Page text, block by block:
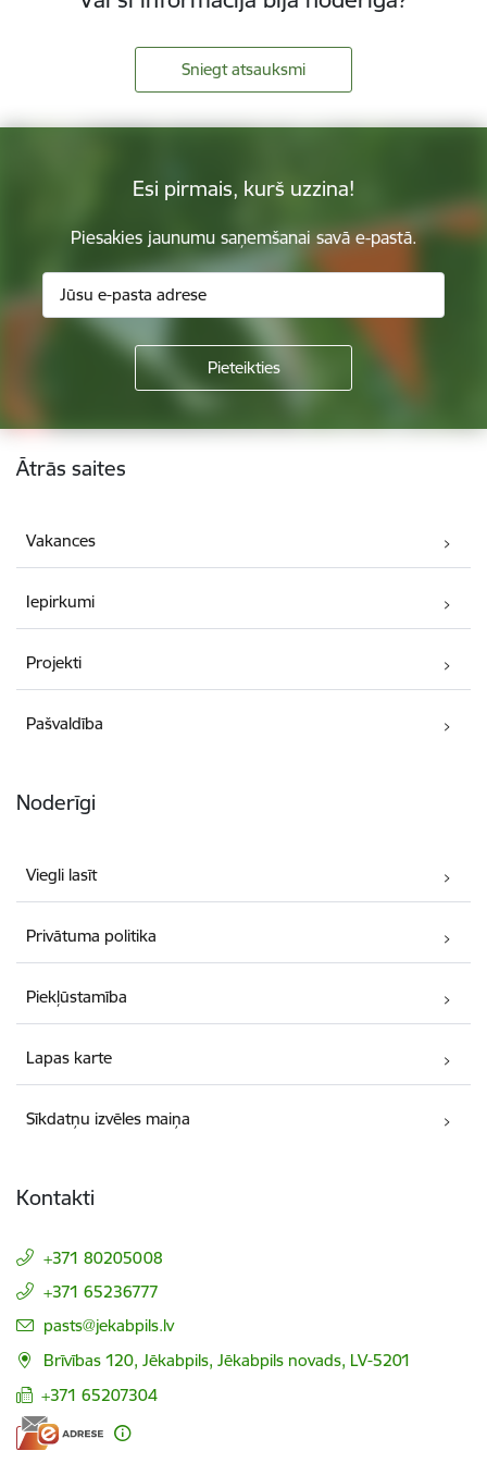
Sniegt atsauksmi
Esi pirmais, kurš uzzina!
Piesakies jaunumu saņemšanai savā e-pastā.
Kājene
Ātrās saites
Vakances
Iepirkumi
Projekti
Pašvaldība
Noderīgi
Viegli lasīt
Privātuma politika
Piekļūstamība
Lapas karte
Sīkdatņu izvēles maiņa
Kontakti
+371 80205008
+371 65236777
E-pasts:
pasts@jekabpils.lv
Brīvības 120, Jēkabpils, Jēkabpils novads, LV-5201
+371 65207304